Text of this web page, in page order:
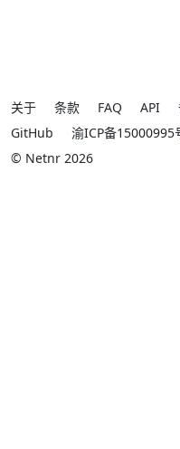
关于 条款 FAQ API
GitHub
渝ICP备15000995
© Netnr 2026